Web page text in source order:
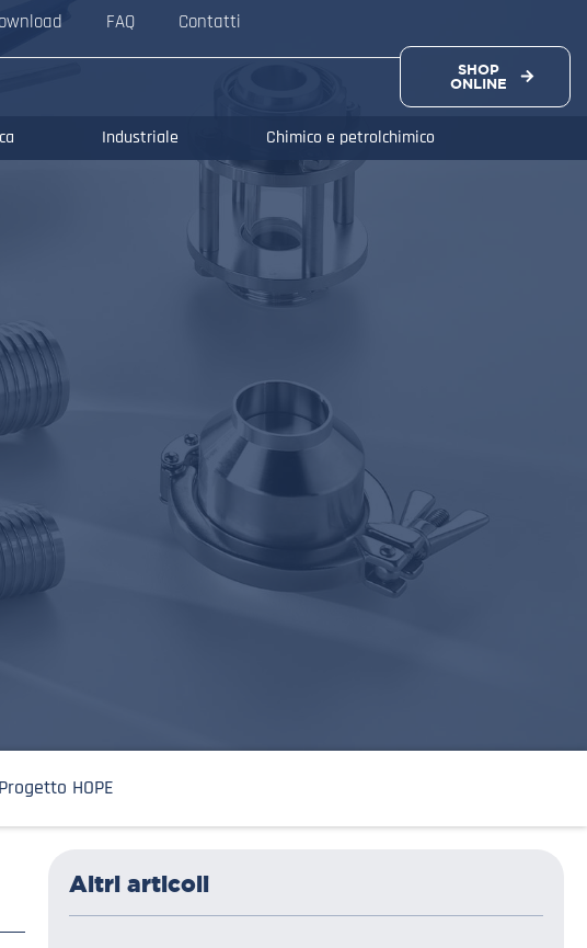
FAQ Contatti
SHOP
ONLINE
Industriale Chimico e petrolchimico
HOPE
Altri articoli